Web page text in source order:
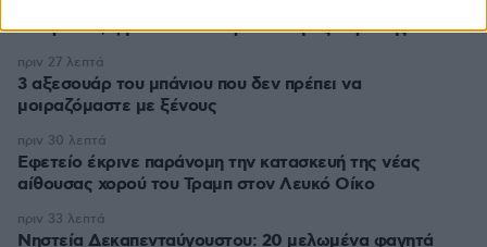
Μπαρκολά, ζητούν 150 οι πρωταθλητές Ευρώπης
3 αξεσουάρ του μπάνιου που δεν πρέπει να
μοιραζόμαστε με ξένους
πριν 27 λεπτά
Εφετείο έκρινε παράνομη την κατασκευή της νέας
αίθουσας χορού του Τραμπ στον Λευκό Οίκο
πριν 30 λεπτά
Νηστεία Δεκαπενταύγουστου: 20 μελωμένα φαγητά
πριν 33 λεπτά